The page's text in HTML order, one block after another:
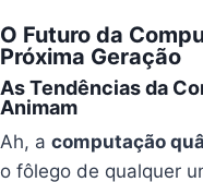
O Futuro da
Próxima Geração
As Tendências da
Animam
Ah, acomputação
o fôlego de qualquer